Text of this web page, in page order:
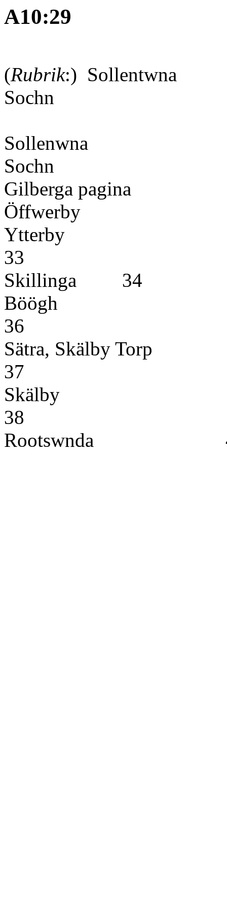
A10:29
(Rubrik:) Sollentwna
Sochn
Sollenwna
Sochn
Gilberga
Ytterby
Böögh
Sätra, Skälby Torp
Skälby
Rootswnda